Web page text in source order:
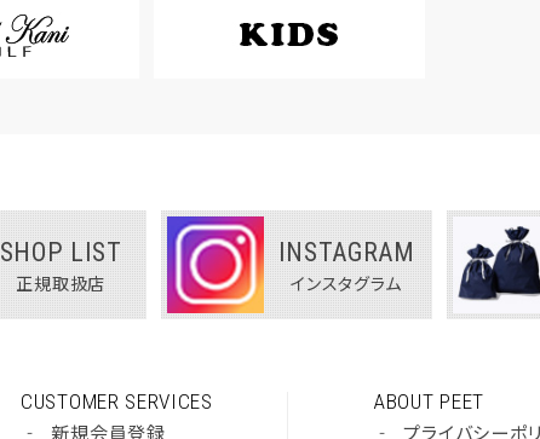
SHOP LIST
正規取扱店
INSTAGRAM
インスタグラム
CUSTOMER SERVICES
‐ 新規会員登録
ABOUT PEET
‐ プライバシーポ